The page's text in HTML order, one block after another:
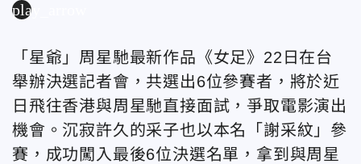
play_arrow
「星爺」周星馳最新作品《女足》22日在台
舉辦決選記者會，共選出6位參賽者，將於近
日飛往香港與周星馳直接面試，爭取電影演出
機會。沉寂許久的采子也以本名「謝采紋」參
賽，成功闖入最後6位決選名單，拿到與周星